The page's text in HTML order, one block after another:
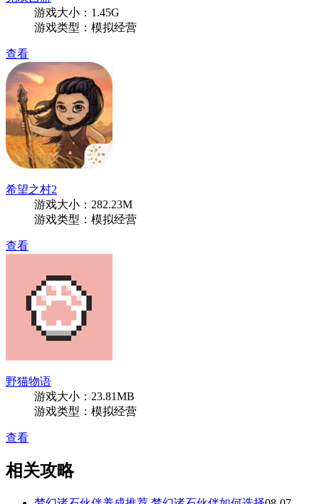
游戏大小：1.45G
游戏类型：模拟经营
查看
希望之村2
游戏大小：282.23M
游戏类型：模拟经营
查看
野猫物语
游戏大小：23.81MB
游戏类型：模拟经营
查看
相关攻略